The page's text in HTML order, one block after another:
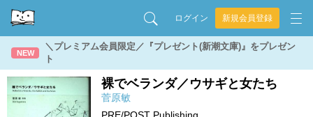
ログイン 新規会員登録
NEW
＼プレミアム会員限定／『プレゼント(新潮文庫)』をプレゼン
ト
裸でベランダ／ウサギと女たち
菅原敏